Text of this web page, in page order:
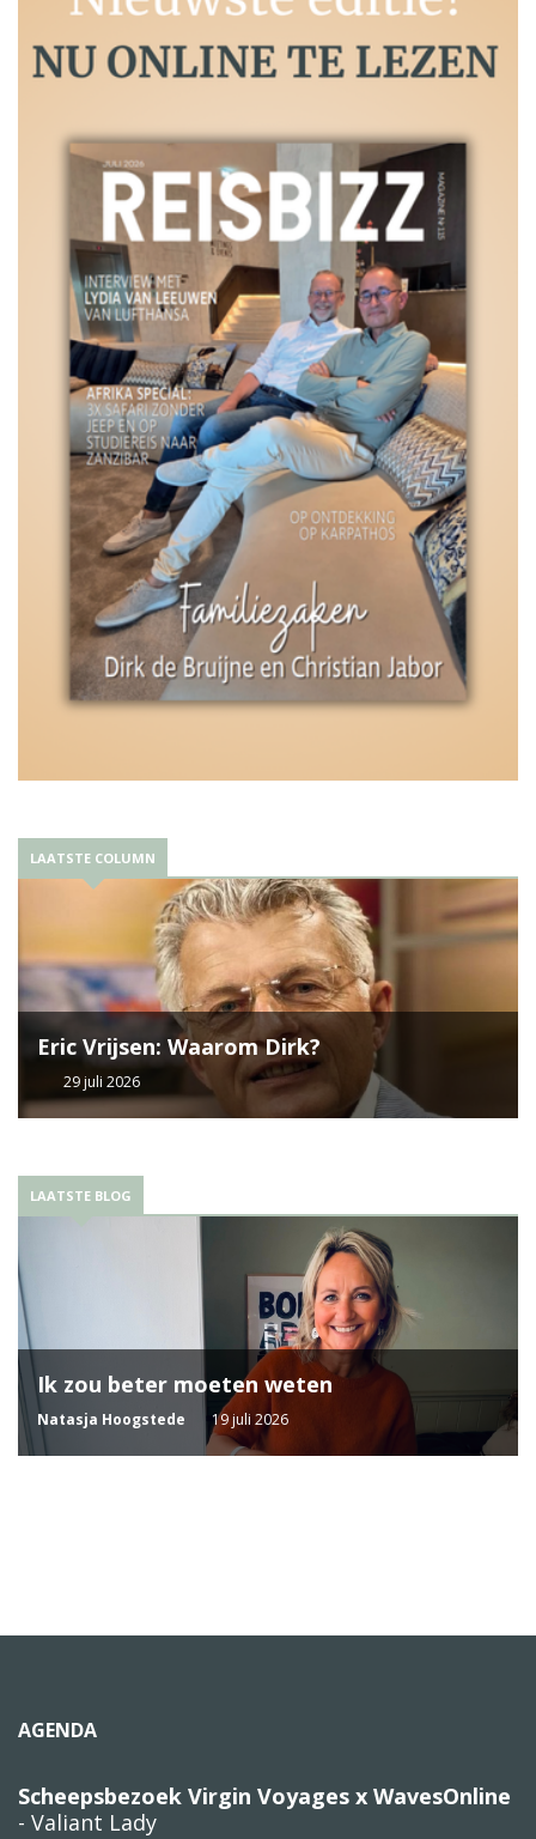
LAATSTE COLUMN
Eric Vrijsen: Waarom Dirk?
29 juli 2026
LAATSTE BLOG
Ik zou beter moeten weten
Natasja Hoogstede 19 juli 2026
AGENDA
Scheepsbezoek Virgin Voyages x WavesOnline
- Valiant Lady